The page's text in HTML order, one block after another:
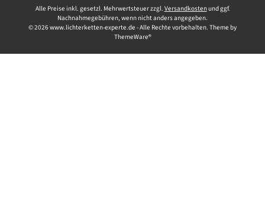
Alle Preise inkl. gesetzl. Mehrwertsteuer zzgl. Versandkostenund ggf.
Nachnahmegebühren, wenn nicht anders angegeben.
© 2026 www.lichterketten-experte.de - Alle Rechte vorbehalten. Theme by
ThemeWare®